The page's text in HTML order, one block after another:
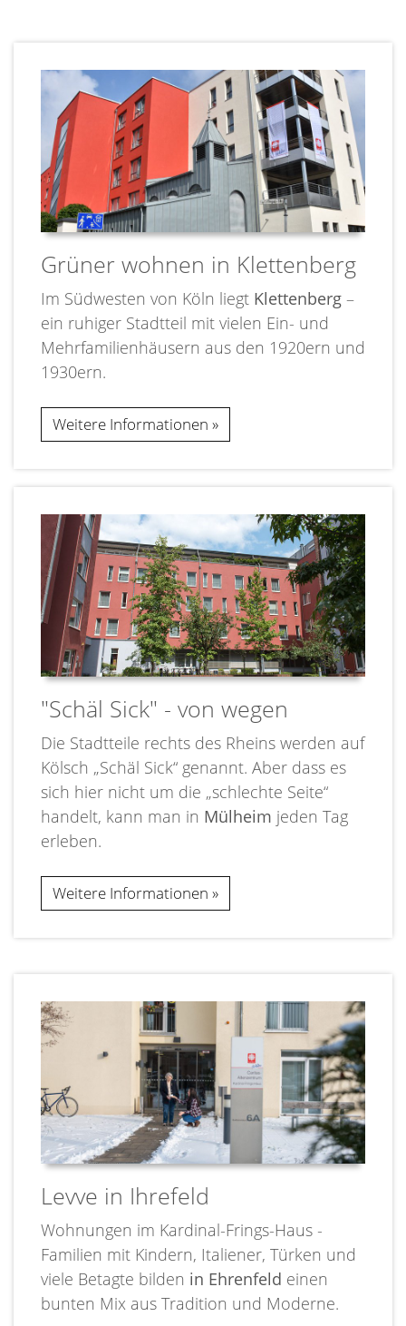
Grüner wohnen in Klettenberg
Im Südwesten von Köln liegt Klettenberg –
ein ruhiger Stadtteil mit vielen Ein- und
Mehrfamilienhäusern aus den 1920ern und
1930ern.
Weitere Informationen
"Schäl Sick" - von wegen
Die Stadtteile rechts des Rheins werden auf
Kölsch „Schäl Sick“ genannt. Aber dass es
sich hier nicht um die „schlechte Seite“
handelt, kann man in Mülheim jeden Tag
erleben.
Weitere Informationen
Levve in Ihrefeld
Wohnungen im Kardinal-Frings-Haus -
Familien mit Kindern, Italiener, Türken und
viele Betagte bilden in Ehrenfeld einen
bunten Mix aus Tradition und Moderne.